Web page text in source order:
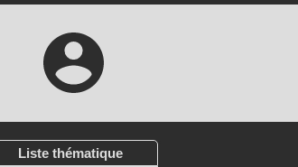
Liste thématique